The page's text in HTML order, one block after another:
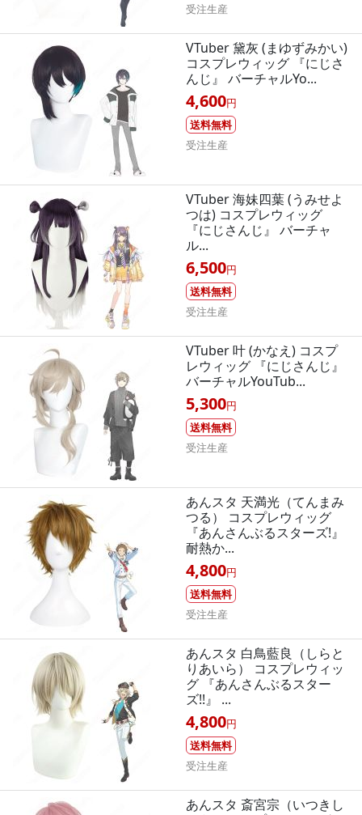
受注生産
VTuber 黛灰 (まゆずみかい)
コスプレウィッグ 『にじさ
んじ』 バーチャルYo...
4,600円
送料無料
受注生産
VTuber 海妹四葉 (うみせよ
つは) コスプレウィッグ
『にじさんじ』 バーチャ
ル...
6,500円
送料無料
受注生産
VTuber 叶 (かなえ) コスプ
レウィッグ 『にじさんじ』
バーチャルYouTub...
5,300円
送料無料
受注生産
あんスタ 天満光（てんまみ
つる） コスプレウィッグ
『あんさんぶるスターズ!』
耐熱か...
4,800円
送料無料
受注生産
あんスタ 白鳥藍良（しらと
りあいら） コスプレウィッ
グ 『あんさんぶるスター
ズ!!』 ...
4,800円
送料無料
受注生産
あんスタ 斎宮宗（いつきし